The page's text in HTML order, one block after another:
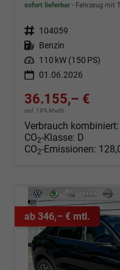
sofort lieferbar Fahrzeug mit
Fahrzeugnr. 104059
Kraftstoff Benzin
Leistung 110 kW (150 PS)
01.06.2026
36.155,– €
incl. 19% MwSt.
Verbrauch kombiniert:
CO2-Klasse: D
CO2-Emissionen:
ab 346,– € mtl.